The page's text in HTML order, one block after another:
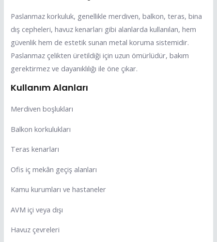
Paslanmaz korkuluk, genellikle merdiven, balkon, teras, bina
dış cepheleri, havuz kenarları gibi alanlarda kullanılan, hem
güvenlik hem de estetik sunan metal koruma sistemidir.
Paslanmaz çelikten üretildiği için uzun ömürlüdür, bakım
gerektirmez ve dayanıklılığı ile öne çıkar.
Kullanım Alanları
Merdiven boşlukları
Balkon korkulukları
Teras kenarları
Ofis iç mekân geçiş alanları
Kamu kurumları ve hastaneler
AVM içi veya dışı
Havuz çevreleri